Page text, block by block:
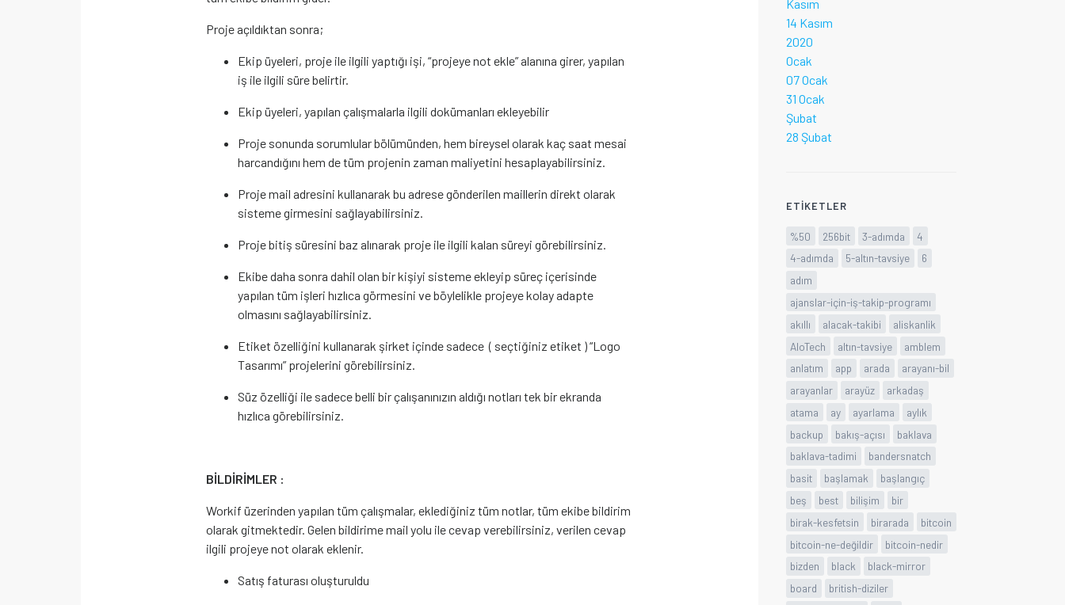
Proje açıldıktan sonra;
Ekip üyeleri, proje ile ilgili yaptığı işi, “projeye not ekle” alanına girer, yapılan
iş ile ilgili süre belirtir.
Ekip üyeleri, yapılan çalışmalarla ilgili dokümanları ekleyebilir
Proje sonunda sorumlular bölümünden, hem bireysel olarak kaç saat mesai
harcandığını hem de tüm projenin zaman maliyetini hesaplayabilirsiniz.
Proje mail adresini kullanarak bu adrese gönderilen maillerin direkt olarak
sisteme girmesini sağlayabilirsiniz.
Proje bitiş süresini baz alınarak proje ile ilgili kalan süreyi görebilirsiniz.
Ekibe daha sonra dahil olan bir kişiyi sisteme ekleyip süreç içerisinde
yapılan tüm işleri hızlıca görmesini ve böylelikle projeye kolay adapte
olmasını sağlayabilirsiniz.
Etiket özelliğini kullanarak şirket içinde sadece ( seçtiğiniz etiket ) “Logo
Tasarımı” projelerini görebilirsiniz.
Süz özelliği ile sadece belli bir çalışanınızın aldığı notları tek bir ekranda
hızlıca görebilirsiniz.
BİLDİRİMLER :
Workif üzerinden yapılan tüm çalışmalar, eklediğiniz tüm notlar, tüm ekibe bildirim
olarak gitmektedir. Gelen bildirime mail yolu ile cevap verebilirsiniz, verilen cevap
ilgili projeye not olarak eklenir.
Satış faturası oluşturuldu
Kasım
14 Kasım
2020
Ocak
07 Ocak
31 Ocak
Şubat
28 Şubat
ETIKETLER
%50 256bit 3-adımda
4
4-adımda
5-altın-tavsiye
6
adım
ajanslar-için-iş-takip-programı
akıllı
alacak-takibi
aliskanlik
AloTech
altın-tavsiye
amblem
anlatım
app arada
arayanı-bil
arayanlar
arayüz
arkadaş
atama
ay ayarlama
aylık
backup
bakış-açısı
baklava
baklava-tadimi
bandersnatch
basit
başlamak
başlangıç
beş
best bilişim
bir
birak-kesfetsin
birarada
bitcoin
bitcoin-ne-değildir
bitcoin-nedir
bizden
black
black-mirror
board
british-diziler